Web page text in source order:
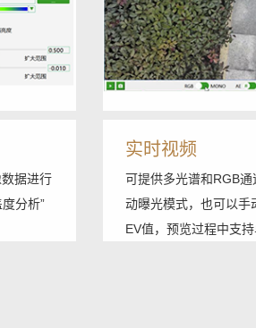
据进行
分析”
实时视频
可提供多光谱和RGB
动曝光模式，也可以手
EV值，预览过程中支持